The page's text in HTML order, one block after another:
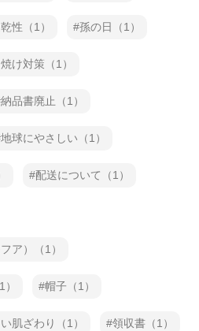
性（1） 孫の日（1）
焼け対策（1）
納品書廃止（1）
地球にやさしい（1）
配送について（1）
ア）（1）
帽子（1）
肌ざわり（1） 領収書（1）